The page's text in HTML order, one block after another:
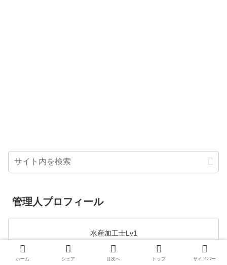
管理人プロフィール
水産加工士Lv1
ホーム シェア 目次へ トップ サイドバー